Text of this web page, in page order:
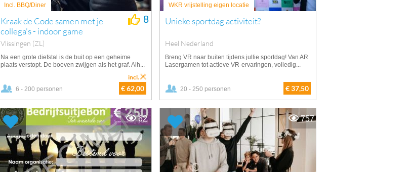
Incl. BBQ/Diner
Kraak de Code samen met je
collega's - indoor game
Vlissingen (ZL)
8
Na een grote diefstal is de buit op een geheime
plaats verstopt. De boeven zwijgen als het graf. Alh...
6 - 200 personen € 62,00
incl.
WKR vrijstelling eigen locatie
Unieke sportdag activiteit?
Heel Nederland
Breng VR naar buiten tijdens jullie sportdag! Van AR
Lasergamen tot actieve VR-ervaringen, volledig...
20 - 250 personen € 37,50
62 757